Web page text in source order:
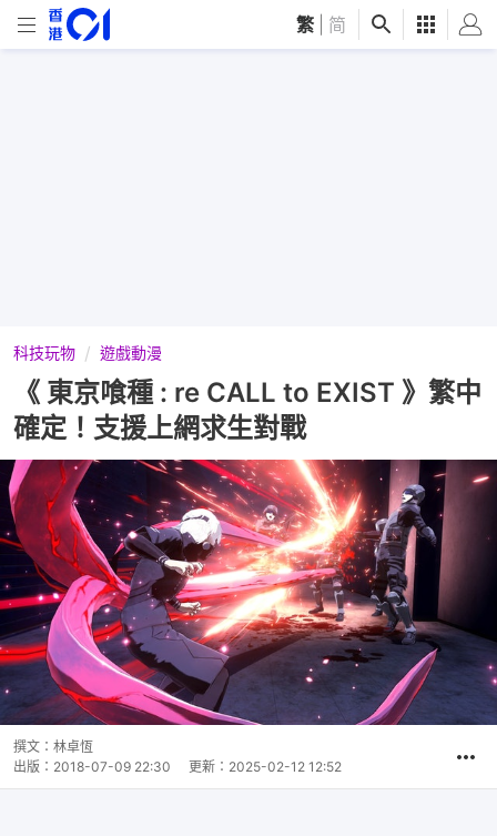
繁 简
科技玩物 遊戲動漫
《 東京喰種 : re CALL to EXIST 》繁中
確定！支援上網求生對戰
撰文： 林卓恆
出版： 2018-07-09 22:30 更新： 2025-02-12 12:52